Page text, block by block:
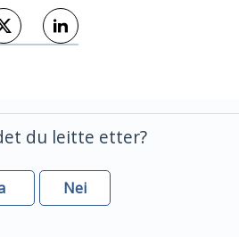
du leitte etter?
Nei